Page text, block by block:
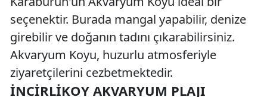
seçenektir. Burada mangal yapabilir, denize
girebilir ve doğanın tadını çıkarabilirsiniz.
Akvaryum Koyu, huzurlu atmosferiyle
ziyaretçilerini cezbetmektedir.
İNCIRLIKOY AKVARYUM PLAJI